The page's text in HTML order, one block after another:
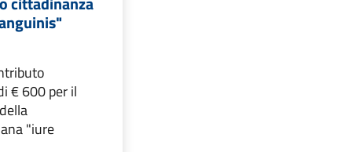
€ 600 per il
"iure